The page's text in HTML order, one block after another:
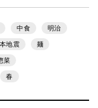
中食 明治
地震 麺
菜
春